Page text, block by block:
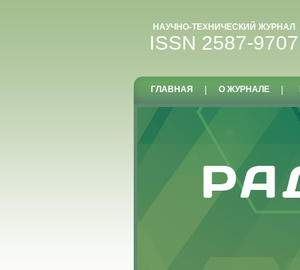
НАУЧНО-ТЕХНИЧЕСКИЙ ЖУРНАЛ
ISSN 2587-9707
ГЛАВНАЯ О ЖУРНАЛЕ